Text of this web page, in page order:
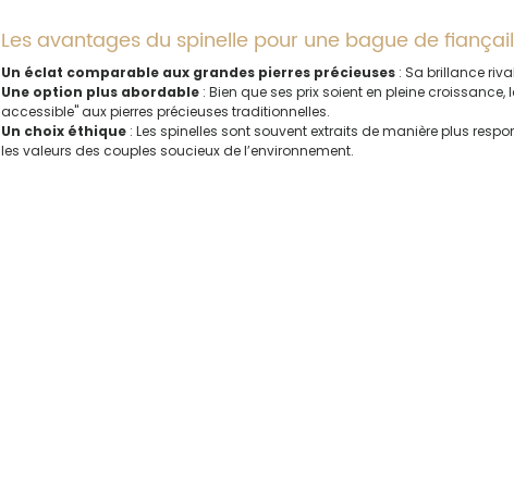
Les avantages du spinelle pour une bague de
Un éclat comparable aux grandes pierres précieuses : Sa brillance
Une option plus abordable : Bien que ses prix soient en pleine
accessible" aux pierres précieuses traditionnelles.
Un choix éthique : Les spinelles sont souvent extraits de manière plus
les valeurs des couples soucieux de l’environnement.